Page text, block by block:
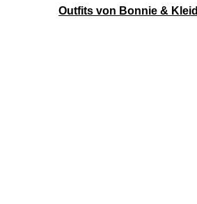
Outfits von Bonnie & Kleid